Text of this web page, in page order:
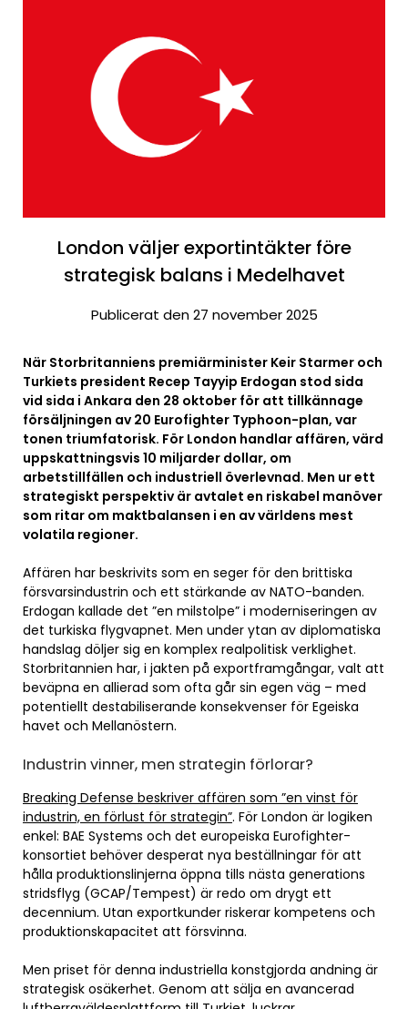
London väljer exportintäkter före
strategisk balans i Medelhavet
Publicerat den 27 november 2025
När Storbritanniens premiärminister Keir Starmer och
Turkiets president Recep Tayyip Erdogan stod sida
vid sida i Ankara den 28 oktober för att tillkännage
försäljningen av 20 Eurofighter Typhoon-plan, var
tonen triumfatorisk. För London handlar affären, värd
uppskattningsvis 10 miljarder dollar, om
arbetstillfällen och industriell överlevnad. Men ur ett
strategiskt perspektiv är avtalet en riskabel manöver
som ritar om maktbalansen i en av världens mest
volatila regioner.
Affären har beskrivits som en seger för den brittiska
försvarsindustrin och ett stärkande av NATO-banden.
Erdogan kallade det ”en milstolpe” i moderniseringen av
det turkiska flygvapnet. Men under ytan av diplomatiska
handslag döljer sig en komplex realpolitisk verklighet.
Storbritannien har, i jakten på exportframgångar, valt att
beväpna en allierad som ofta går sin egen väg – med
potentiellt destabiliserande konsekvenser för Egeiska
havet och Mellanöstern.
Industrin vinner, men strategin förlorar?
Breaking Defense beskriver affären som ”en vinst för
industrin, en förlust för strategin”. För London är logiken
enkel: BAE Systems och det europeiska Eurofighter-
konsortiet behöver desperat nya beställningar för att
hålla produktionslinjerna öppna tills nästa generations
stridsflyg (GCAP/Tempest) är redo om drygt ett
decennium. Utan exportkunder riskerar kompetens och
produktionskapacitet att försvinna.
Men priset för denna industriella konstgjorda andning är
strategisk osäkerhet. Genom att sälja en avancerad